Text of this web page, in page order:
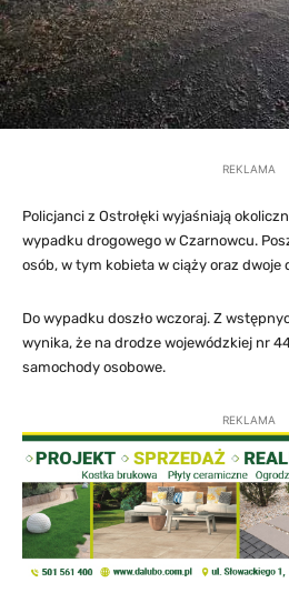
REKLAMA
Policjanci z Ostrołęki wyjaśniają
wypadku drogowego w Czarnowcu.
osób, w tym kobieta w ciąży oraz dwoje
Do wypadku doszło wczoraj. Z
wynika, że na drodze wojewódzkiej nr
samochody osobowe.
REKLAMA